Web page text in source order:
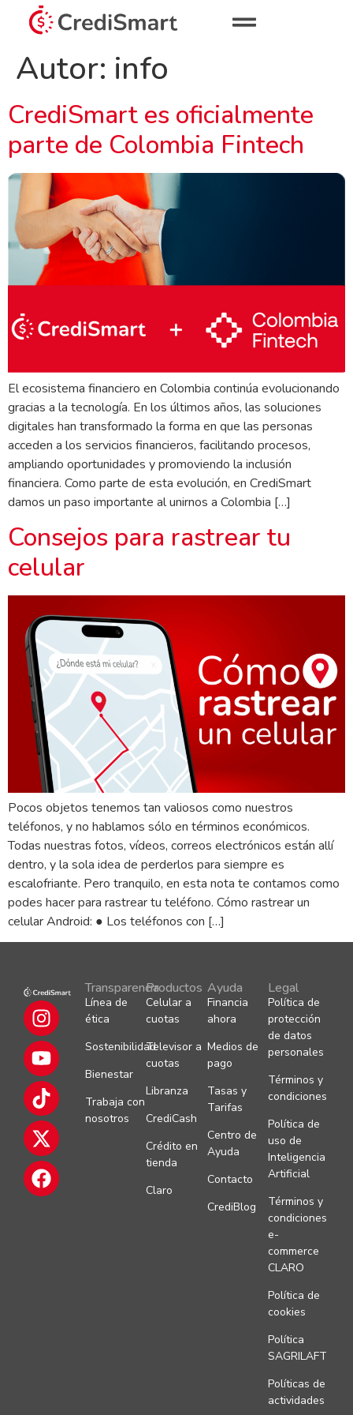
Autor: info
CrediSmart es oficialmente
parte de Colombia Fintech
El ecosistema financiero en Colombia continúa evolucionando
gracias a la tecnología. En los últimos años, las soluciones
digitales han transformado la forma en que las personas
acceden a los servicios financieros, facilitando procesos,
ampliando oportunidades y promoviendo la inclusión
financiera. Como parte de esta evolución, en CrediSmart
damos un paso importante al unirnos a Colombia […]
Consejos para rastrear tu
celular
Pocos objetos tenemos tan valiosos como nuestros
teléfonos, y no hablamos sólo en términos económicos.
Todas nuestras fotos, vídeos, correos electrónicos están allí
dentro, y la sola idea de perderlos para siempre es
escalofriante. Pero tranquilo, en esta nota te contamos como
podes hacer para rastrear tu teléfono. Cómo rastrear un
celular Android: ● Los teléfonos con […]
Transparencia
Línea de
ética
Sostenibilidad
Bienestar
Trabaja con
nosotros
Productos
Celular a
cuotas
Televisor a
cuotas
Libranza
CrediCash
Crédito en
tienda
Claro
Ayuda
Financia
ahora
Medios de
pago
Tasas y
Tarifas
Centro de
Ayuda
Contacto
CrediBlog
Legal
Política de
protección
de datos
personales
Términos y
condiciones
Política de
uso de
Inteligencia
Artificial
Términos y
condiciones
e-
commerce
CLARO
Política de
cookies
Política
SAGRILAFT
Políticas de
actividades